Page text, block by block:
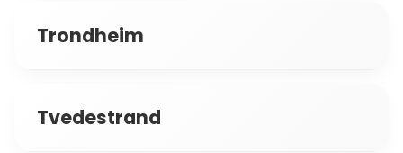
Breivika Håpet
Trondheim
Tvedestrand